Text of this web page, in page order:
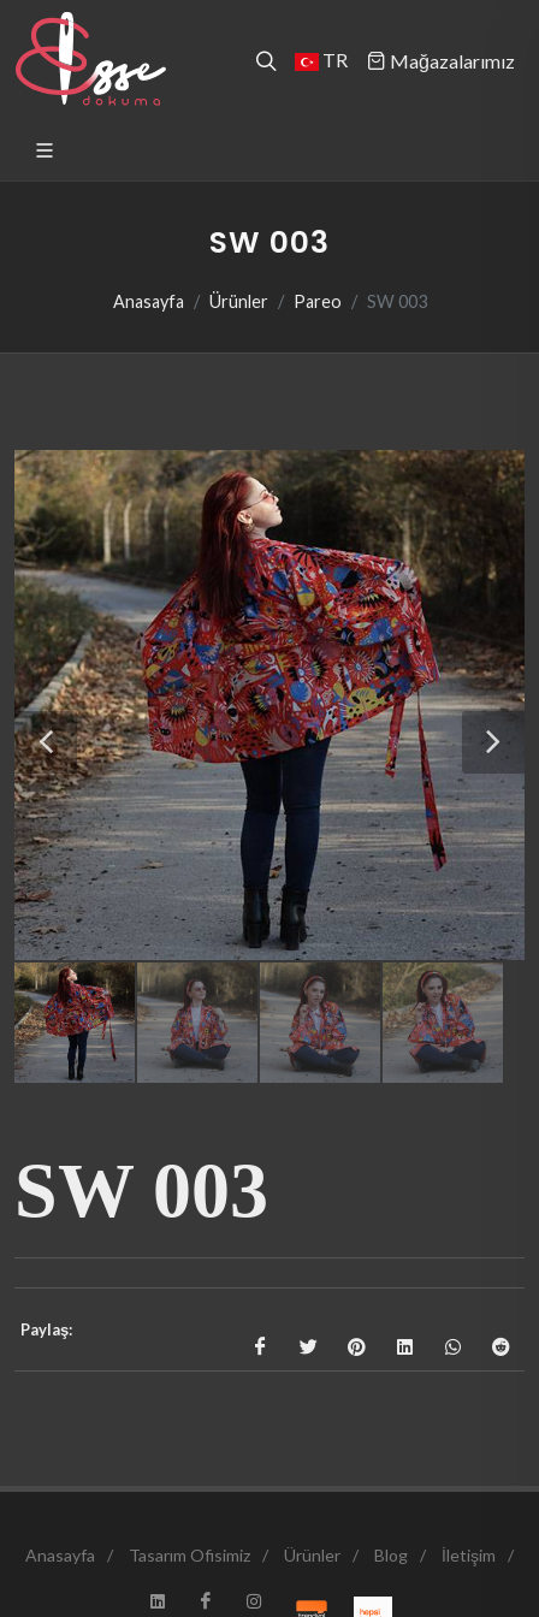
TR Mağazalarımız
SW 003
Anasayfa Ürünler Pareo SW 003
SW 003
Paylaş:
Anasayfa / Tasarım Ofisimiz / Ürünler / Blog / İletişim /